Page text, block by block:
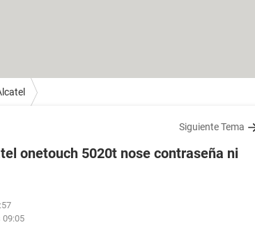
Siguiente Tema
onetouch 5020t nose contraseña ni
09:05